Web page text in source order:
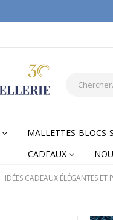
MALLETTES-BLOCS-
CADEAUX
IDÉES CADEAUX ÉLÉGANTES ET